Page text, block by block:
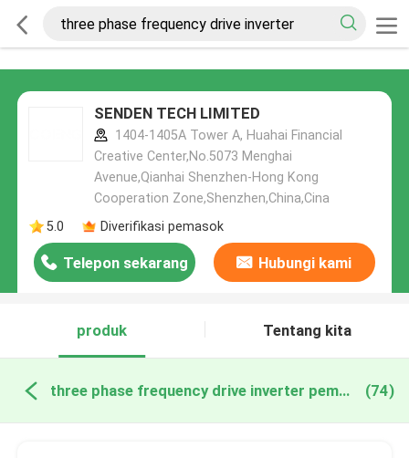
SENDEN TECH LIMITED
1404-1405A Tower A, Huahai Financial
Creative Center,No.5073 Menghai
Avenue,Qianhai Shenzhen-Hong Kong
Cooperation Zone,Shenzhen,China,Cina
5.0
Diverifikasi pemasok
Telepon sekarang Hubungi kami
produk Tentang kita
three phase frequency drive inverter pembuatan online (74)